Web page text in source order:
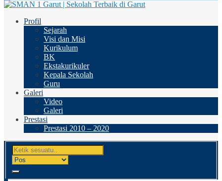
Profil
Sejarah
Visi dan Misi
Kurikulum
BK
Ekstakurikuler
Kepala Sekolah
Guru
Galeri
Video
Galeri
Prestasi
Prestasi 2010 – 2020